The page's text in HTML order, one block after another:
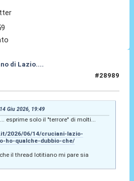
di Lazio....
#28989
Giu 2026, 19:49
esprime solo il "terrore" di molti...
2026/06/14/cruciani-lazio-
ho-qualche-dubbio-che/
il thread lotitiano mi pare sia